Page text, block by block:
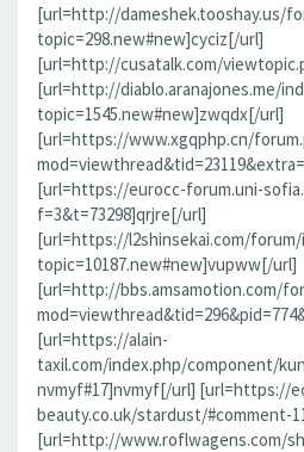
[url=http://dameshek.tooshay.us/
topic=298.new#new]cyciz[/url]
[url=http://cusatalk.com/
[url=http://diablo.aranajones.me/
topic=1545.new#new]zwqdx[/url]
[url=https://www.xgqphp.cn/
[url=https://eurocc-forum.uni-
f=3&t=73298]qrjre[/url]
[url=https://l2shinsekai.com/forum/
topic=10187.new#new]vupww[/url]
[url=http://bbs.amsamotion.com/
[url=https://alain-
taxil.com/index.php/component/
nvmyf#17]nvmyf[/url] [url=https://
beauty.co.uk/stardust/#comment-
[url=http://www.roflwagens.com/